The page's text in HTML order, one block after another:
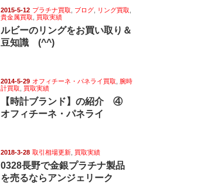
2015-5-12 プラチナ買取, ブログ, リング買取,
貴金属買取, 買取実績
ルビーのリングをお買い取り＆
豆知識 (^^)
2014-5-29 オフィチーネ・パネライ買取, 腕時
計買取, 買取実績
【時計ブランド】の紹介 ④
オフィチーネ・パネライ
2018-3-28 取引相場更新, 買取実績
0328長野で金銀プラチナ製品
を売るならアンジェリーク